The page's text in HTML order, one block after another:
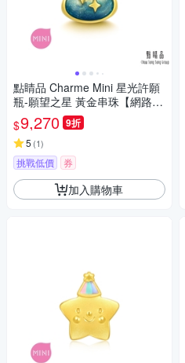
點睛品 Charme Mini 星光許願
瓶-願望之星 黃金串珠【網路獨
家款】
$9,270 9折
5 (1)
挑戰低價 券
加入購物車